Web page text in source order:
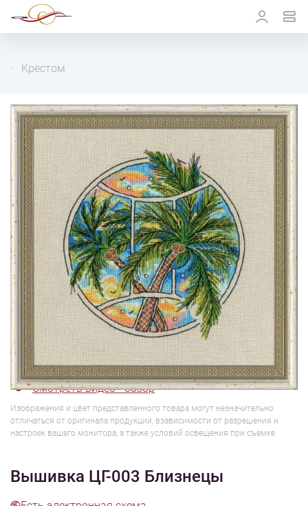
Крестом
1/4
Смотреть видео - обзор
Изображения и цвет представленного товара могут незначительно
отличаться от оригинала продукции, взависимости от разрешения и
настроек вашего монитора, а также условий освещения при съемке
Вышивка ЦГ-003 Близнецы